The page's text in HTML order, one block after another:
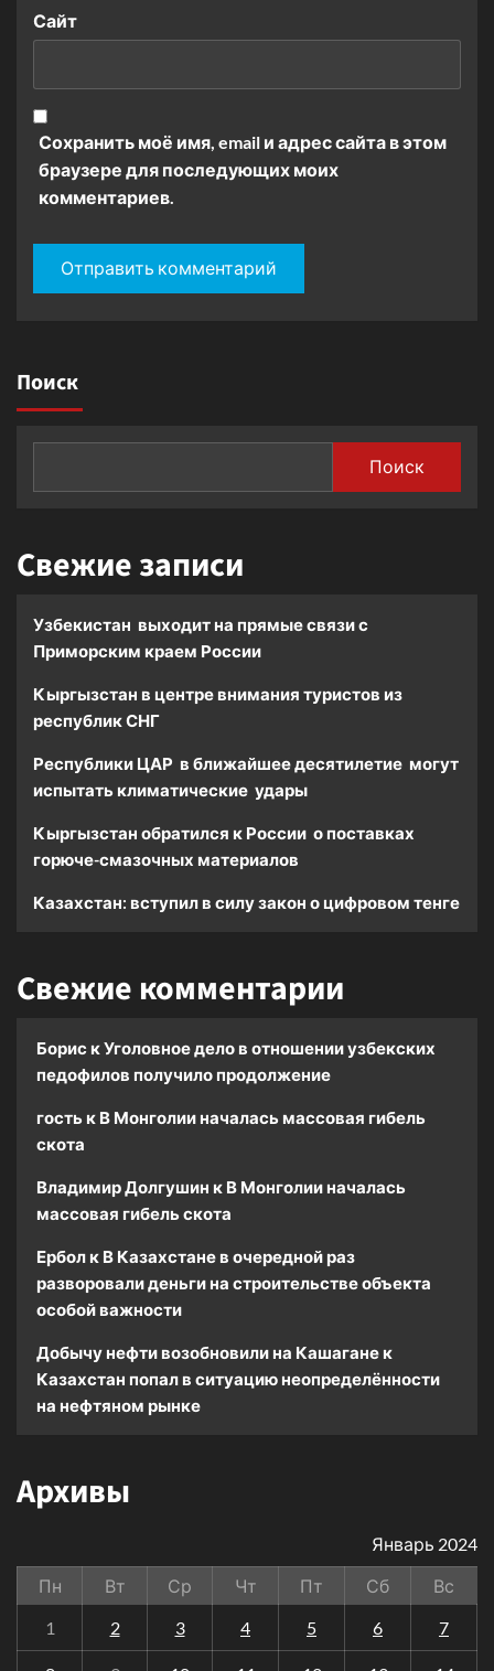
Сайт
Сохранить моё имя, email и адрес сайта в этом
браузере для последующих моих
комментариев.
Поиск
Поиск
Свежие записи
Узбекистан выходит на прямые связи с
Приморским краем России
Кыргызстан в центре внимания туристов из
республик СНГ
Республики ЦАР в ближайшее десятилетие могут
испытать климатические удары
Кыргызстан обратился к России о поставках
горюче-смазочных материалов
Казахстан: вступил в силу закон о цифровом тенге
Свежие комментарии
Борис кУголовное дело в отношении узбекских
педофилов получило продолжение
гость к В Монголии началась массовая гибель
скота
Владимир Долгушин к В Монголии началась
массовая гибель скота
Ербол к В Казахстане в очередной раз
разворовали деньги на строительстве объекта
особой важности
Добычу нефти возобновили на Кашагане к
Казахстан попал в ситуацию неопределённости
на нефтяном рынке
Архивы
Январь 2024
Пн
Вт Ср Чт Пт Сб
Вс
1
2 3 4 5 6 7